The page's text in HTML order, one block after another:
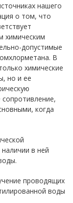
нашего
о том, что
химическим
допустимые
В
химические
но и ее
когда
в ней
проводящих
воды